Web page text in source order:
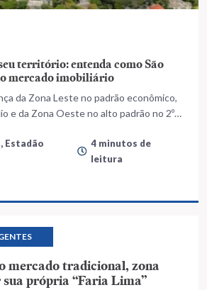
território: entenda como São
mercado imobiliário
da Zona Leste no padrão econômico,
e da Zona Oeste no alto padrão no 2º
Estadão
4 minutos de
leitura
mercado tradicional, zona
própria “Faria Lima”